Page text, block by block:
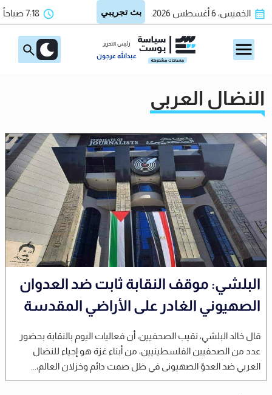
الخميس، 6 أغسطس 2026 7:18 صباحاً
رئيس التحرير
عبدالله عرجون
النضال العربي
البلشي: موقف النقابة ثابت ضد العدوان
الصهيوني الغادر على الأراضي المقدسة
قال خالد البلشي، نقيب الصحفيين، أن فعاليات اليوم بالنقابة بحضور
عدد من الصحفيين الفلسطينيين، من أبناء غزة هو إحياء للنضال
العربي ضد العدوّ الصهيونى في ظل صمت دائم وخزلان العالم،...